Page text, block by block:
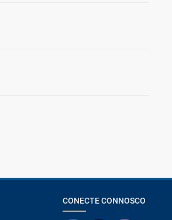
CONECTE CONNOSCO